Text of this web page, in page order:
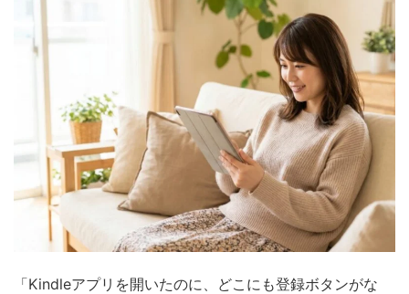
「Kindleアプリを開いたのに、どこにも登録ボタンがな